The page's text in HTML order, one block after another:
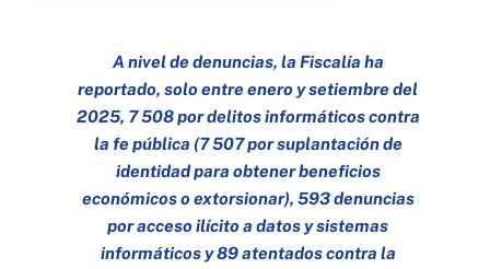
A nivel de denuncias, la Fiscalía ha
reportado, solo entre enero y setiembre del
2025, 7 508 por delitos informáticos contra
la fe pública (7 507 por suplantación de
identidad para obtener beneficios
económicos o extorsionar), 593 denuncias
por acceso ilícito a datos y sistemas
informáticos y 89 atentados contra la